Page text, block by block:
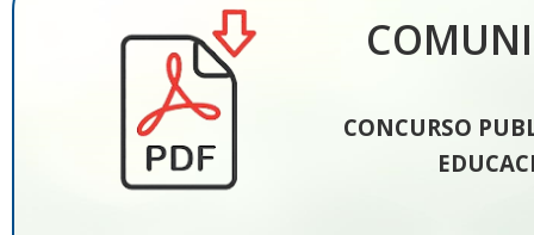
CONCURSO